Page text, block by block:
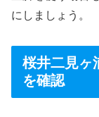
にしましょう。
桜井二見ヶ
を確認